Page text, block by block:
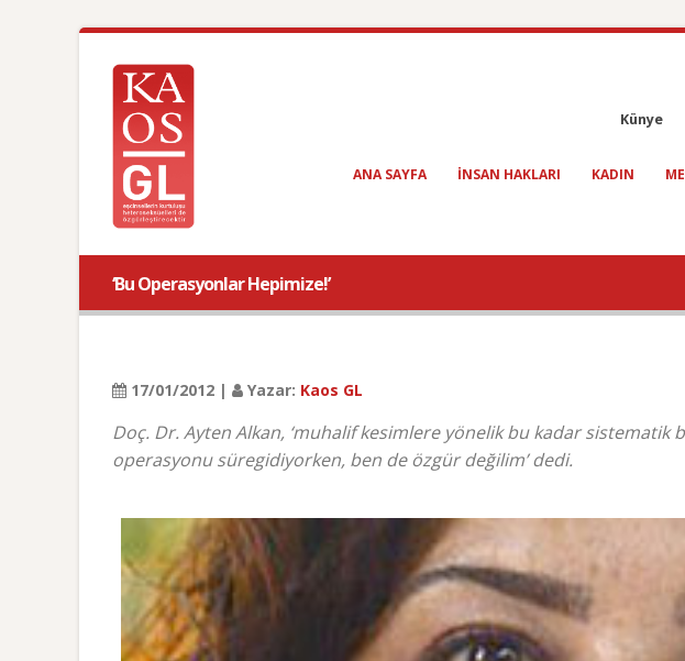
Künye
ANA SAYFA INSAN HAKLARI KADIN
‘Bu Operasyonlar Hepimize!’
17/01/2012 | Yazar: Kaos GL
Doç. Dr. Ayten Alkan, ‘muhalif kesimlere yönelik bu kadar
operasyonu süregidiyorken, ben de özgür değilim’ dedi.